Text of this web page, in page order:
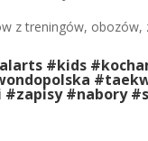
z treningów, obozów,
#kids
#nabory